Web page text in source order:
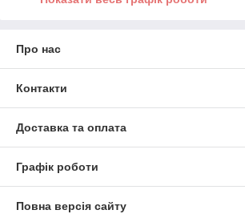
Про нас
Контакти
Доставка та оплата
Графік роботи
Повна версія сайту